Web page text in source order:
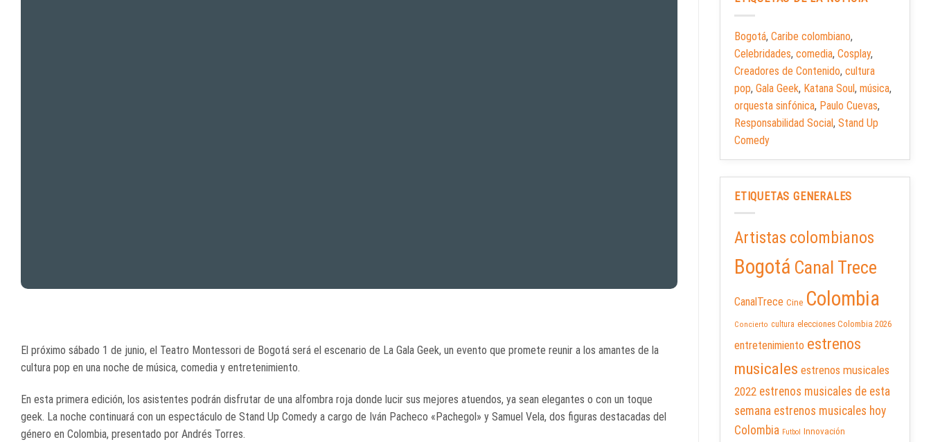
El próximo sábado 1 de junio, el Teatro Montessori de Bogotá será el escenario de La Gala Geek, un evento que promete reunir a los amantes de la
cultura pop en una noche de música, comedia y entretenimiento.
En esta primera edición, los asistentes podrán disfrutar de una alfombra roja donde lucir sus mejores atuendos, ya sean elegantes o con un toque
geek. La noche continuará con un espectáculo de Stand Up Comedy a cargo de Iván Pacheco «Pachegol» y Samuel Vela, dos figuras destacadas del
género en Colombia, presentado por Andrés Torres.
Bogotá, Caribe colombiano,
Celebridades, comedia, Cosplay,
Creadores de Contenido, cultura
pop, Gala Geek, Katana Soul, música,
orquesta sinfónica, Paulo Cuevas,
Responsabilidad Social, Stand Up
Comedy
ETIQUETAS GENERALES
Artistas colombianos
Bogotá Canal Trece
CanalTrece Cine Colombia
Concierto cultura elecciones Colombia 2026
entretenimiento estrenos
musicales estrenos musicales
2022 estrenos musicales de esta
semana estrenos musicales hoy
Colombia Futbol Innovación